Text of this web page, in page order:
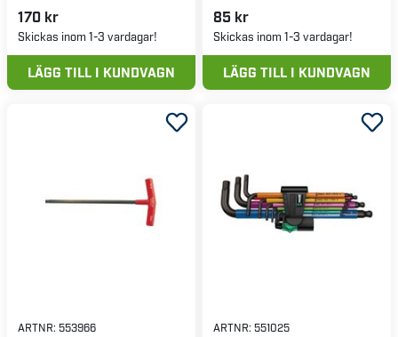
170 kr
Skickas inom 1-3 vardagar!
LÄGG TILL I KUNDVAGN
85 kr
Skickas inom 1-3 vardagar!
LÄGG TILL I KUNDVAGN
ARTNR: 553966 ARTNR: 551025